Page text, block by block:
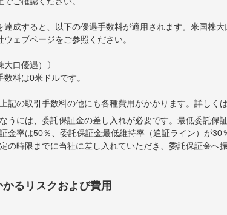
達成すると、以下の優遇手数料が適用されます。米国株
ェブページをご参照ください。
口優遇）〕
料は0米ドルです。
記の取引手数料の他にも各種費用がかかります。詳しく
うには、委託保証金の差し入れが必要です。最低委託保
金率は50％、委託保証金最低維持率（追証ライン）が30
の時限までに当社に差し入れていただき、委託保証金へ
るリスクおよび費用